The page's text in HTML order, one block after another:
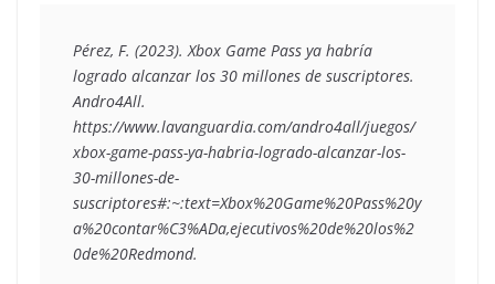
Pérez, F. (2023). Xbox Game Pass ya habría
logrado alcanzar los 30 millones de suscriptores.
Andro4All.
https://www.lavanguardia.com/andro4all/juegos/
xbox-game-pass-ya-habria-logrado-alcanzar-los-
30-millones-de-
suscriptores#:~:text=Xbox%20Game%20Pass%20y
a%20contar%C3%ADa,ejecutivos%20de%20los%2
0de%20Redmond.